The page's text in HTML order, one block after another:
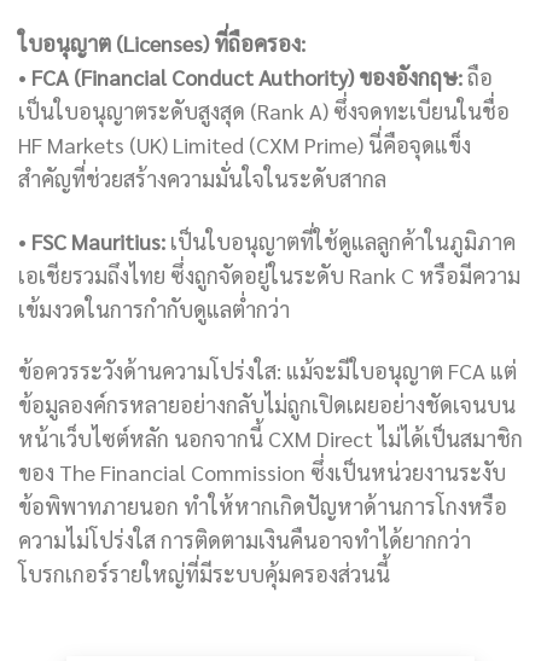
ใบอนุญาต (Licenses) ที่ถือครอง:
• FCA (Financial Conduct Authority) ของอังกฤษ:ถือ
เป็นใบอนุญาตระดับสูงสุด (Rank A) ซึ่งจดทะเบียนในชื่อ
HF Markets (UK) Limited (CXM Prime) นี่คือจุดแข็ง
สำคัญที่ช่วยสร้างความมั่นใจในระดับสากล
• FSC Mauritius: เป็นใบอนุญาตที่ใช้ดูแลลูกค้าในภูมิภาค
เอเชียรวมถึงไทย ซึ่งถูกจัดอยู่ในระดับ Rank C หรือมีความ
เข้มงวดในการกำกับดูแลต่ำกว่า
ข้อควรระวังด้านความโปร่งใส: แม้จะมีใบอนุญาต FCA แต่
ข้อมูลองค์กรหลายอย่างกลับไม่ถูกเปิดเผยอย่างชัดเจนบน
หน้าเว็บไซต์หลัก นอกจากนี้ CXM Direct ไม่ได้เป็นสมาชิก
ของ The Financial Commission ซึ่งเป็นหน่วยงานระงับ
ข้อพิพาทภายนอก ทำให้หากเกิดปัญหาด้านการโกงหรือ
ความไม่โปร่งใส การติดตามเงินคืนอาจทำได้ยากกว่า
โบรกเกอร์รายใหญ่ที่มีระบบคุ้มครองส่วนนี้